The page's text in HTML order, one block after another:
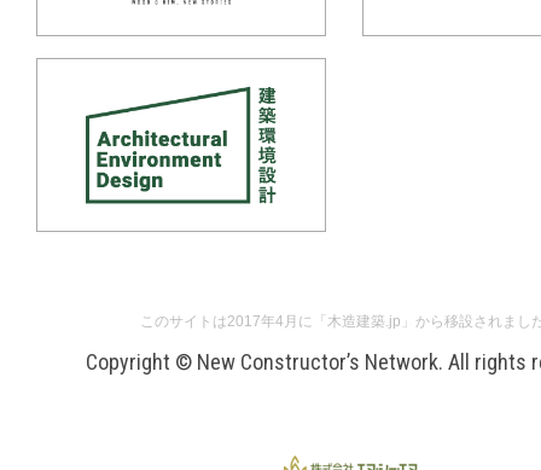
このサイトは2017年4月に「木造建築.jp」から移設されまし
Copyright © New Constructor’s Network. All rights